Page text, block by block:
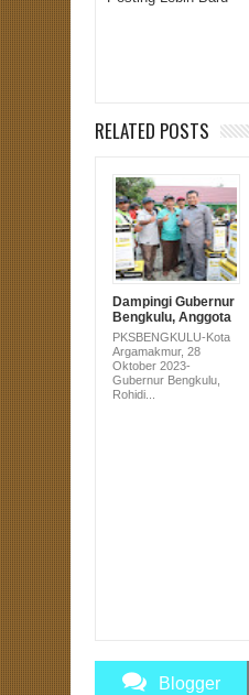
RELATED POSTS
Dampingi Gubernur
Bengkulu, Anggota
DPRD Sujono Hadir
di Pembagian
Alsintan untuk
Masyarakat
Bengkulu Utara
PKSBENGKULU-Kota
Argamakmur, 28
Oktober 2023-
Gubernur Bengkulu,
Rohidi...
Blogger